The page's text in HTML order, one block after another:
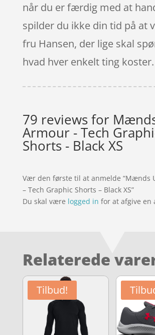
når du er færdig med at
spilder du ikke din tid på at
fru Hansen, der lige skal
hvad hver enkelt ting koster.
79 reviews for
Armour - Tech
Shorts - Black XS
Vær den første til at anmelde “Mænds
– Tech Graphic Shorts – Black XS”
Du skal være logged in for at afgive en
Relaterede
Tilbud!